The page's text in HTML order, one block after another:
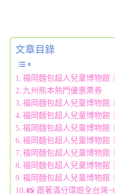
文章目錄
福岡麵包超人兒童博物館
九州熊本熱門優惠票券
福岡麵包超人兒童博物館
福岡麵包超人兒童博物館
福岡麵包超人兒童博物館
福岡麵包超人兒童博物館
福岡麵包超人兒童博物館
福岡麵包超人兒童博物館
福岡麵包超人兒童博物館
📸 跟著滿分環遊全台灣